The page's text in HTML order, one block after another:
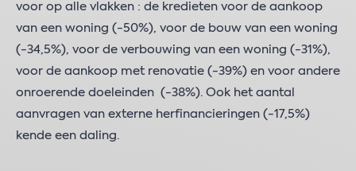
voor op alle vlakken : de kredieten voor de aankoop
van een woning (-50%), voor de bouw van een woning
(-34,5%), voor de verbouwing van een woning (-31%),
voor de aankoop met renovatie (-39%) en voor andere
onroerende doeleinden (-38%). Ook het aantal
aanvragen van externe herfinancieringen (-17,5%)
kende een daling.